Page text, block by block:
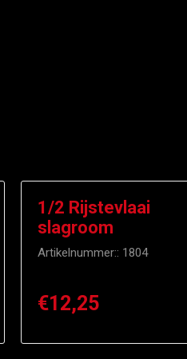
1/2 Rijstevlaai
slagroom
Artikelnummer:: 1804
€12,25